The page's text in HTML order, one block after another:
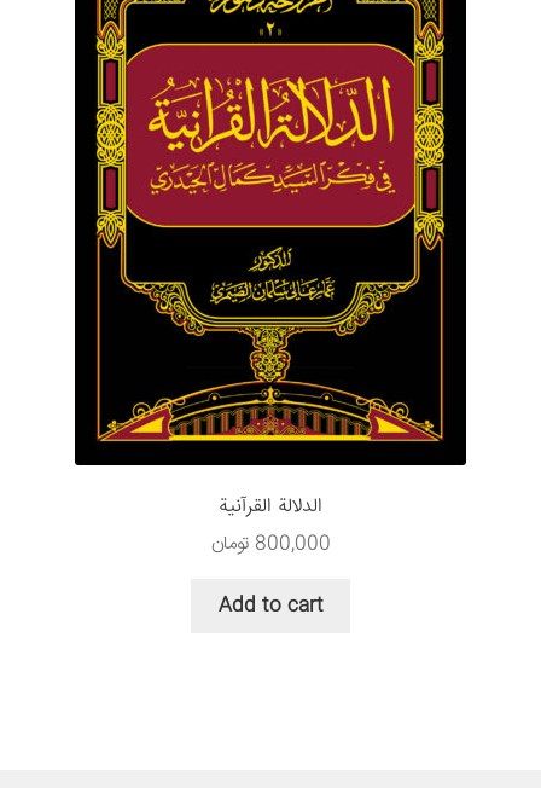
الدلالة القرآنية
800,000 تومان
Add to cart